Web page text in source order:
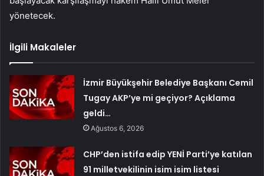
yönetecek.
İlgili Makaleler
İzmir Büyükşehir Belediye Başkanı Cemil
Tugay AKP’ye mi geçiyor? Açıklama
geldi…
Ağustos 6, 2026
CHP’den istifa edip YENİ Parti’ye katılan
91 milletvekilinin isim isim listesi